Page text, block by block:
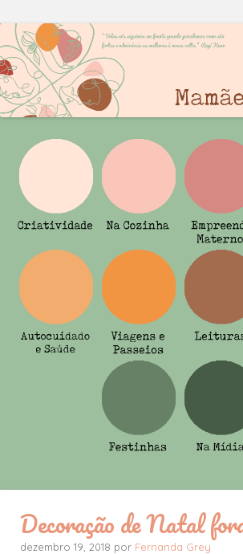
Decoração de Natal
dezembro 19, 2018 por Fernanda Grey